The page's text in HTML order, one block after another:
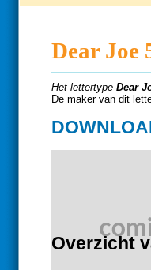
Dear Joe
Het lettertype Dear
De maker van dit
Overzicht